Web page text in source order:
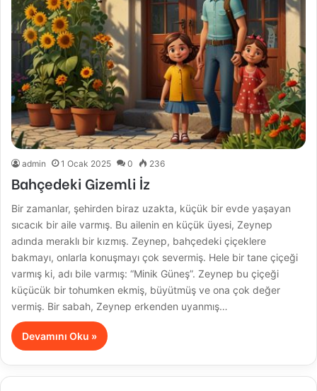
admin 1 Ocak 2025 0 236
Bahçedeki Gizemli İz
Bir zamanlar, şehirden biraz uzakta, küçük bir evde yaşayan
sıcacık bir aile varmış. Bu ailenin en küçük üyesi, Zeynep
adında meraklı bir kızmış. Zeynep, bahçedeki çiçeklere
bakmayı, onlarla konuşmayı çok severmiş. Hele bir tane çiçeği
varmış ki, adı bile varmış: “Minik Güneş”. Zeynep bu çiçeği
küçücük bir tohumken ekmiş, büyütmüş ve ona çok değer
vermiş. Bir sabah, Zeynep erkenden uyanmış…
Devamını Oku »